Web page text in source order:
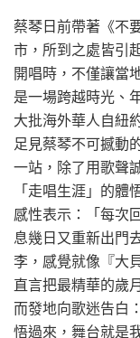
蔡琴日前帶著《不
市，所到之處皆引
開唱時，不僅讓當
是一場跨越時光、
大批海外華人自紐
足見蔡琴不可撼動
一站，除了用歌聲
「走唱生涯」的體
感性表示：「每次
息幾日又重新出門
李，感覺就像『大
直言把最精華的歲
而發地向歌迷告白
悟過來，舞台就是